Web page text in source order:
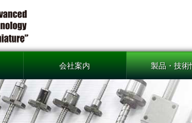
会社案内 製品・技術